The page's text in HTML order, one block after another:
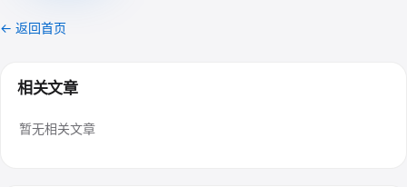
← 返回首页
相关文章
暂无相关文章